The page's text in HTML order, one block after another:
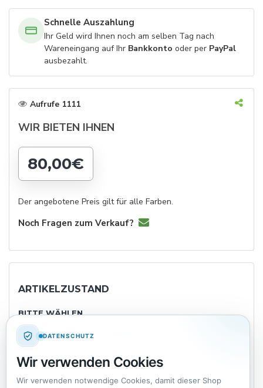
Schnelle Auszahlung
Ihr Geld wird Ihnen noch am selben Tag nach
Wareneingang auf Ihr Bankkonto oder per PayPal
ausbezahlt.
WIR BIETEN IHNEN
80,00€
Aufrufe 1111
ARTIKELZUSTAND
BITTE WÄHLEN
NEU WIE NEU
IN ORDNUNG
Der angebotene Preis gilt für alle Farben.
Noch Fragen zum Verkauf?
DATENSCHUTZ
Wir verwenden Cookies
Wir verwenden notwendige Cookies, damit dieser Shop